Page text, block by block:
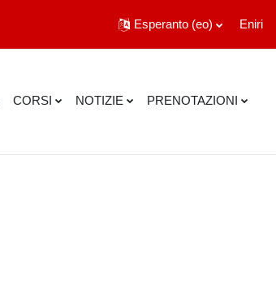
Esperanto ‎(eo)‎ Eniri
CORSI NOTIZIE PRENOTAZIONI